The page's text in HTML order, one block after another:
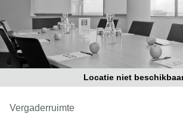
Westpoort
center
Den
Haag
Coworking
space
Coworking
Arnhem
Locatie niet
Vergaderruimte